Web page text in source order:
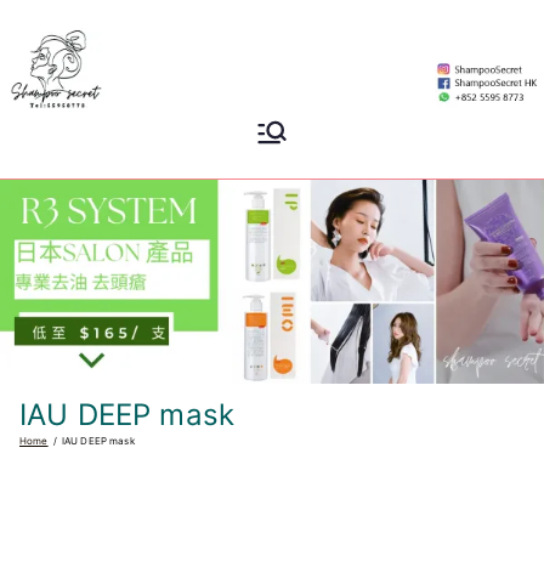
content
Secret
香港專業洗頭水專門店
IAU DEEP mask
Home IAU DEEP mask